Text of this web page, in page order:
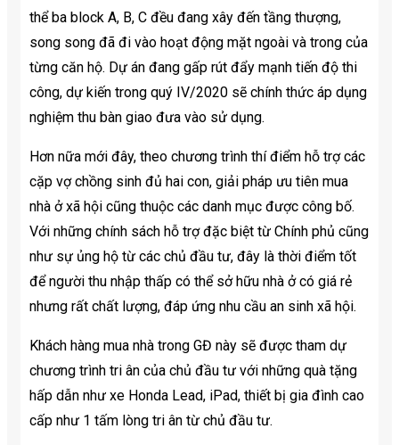
thể ba block A, B, C đều đang xây đến tầng thượng,
song song đã đi vào hoạt động mặt ngoài và trong của
từng căn hộ. Dự án đang gấp rút đẩy mạnh tiến độ thi
công, dự kiến trong quý IV/2020 sẽ chính thức áp dụng
nghiệm thu bàn giao đưa vào sử dụng.
Hơn nữa mới đây, theo chương trình thí điểm hỗ trợ các
cặp vợ chồng sinh đủ hai con, giải pháp ưu tiên mua
nhà ở xã hội cũng thuộc các danh mục được công bố.
Với những chính sách hỗ trợ đặc biệt từ Chính phủ cũng
như sự ủng hộ từ các chủ đầu tư, đây là thời điểm tốt
để người thu nhập thấp có thể sở hữu nhà ở có giá rẻ
nhưng rất chất lượng, đáp ứng nhu cầu an sinh xã hội.
Khách hàng mua nhà trong GĐ này sẽ được tham dự
chương trình tri ân của chủ đầu tư với những quà tặng
hấp dẫn như xe Honda Lead, iPad, thiết bị gia đình cao
cấp như 1 tấm lòng tri ân từ chủ đầu tư.